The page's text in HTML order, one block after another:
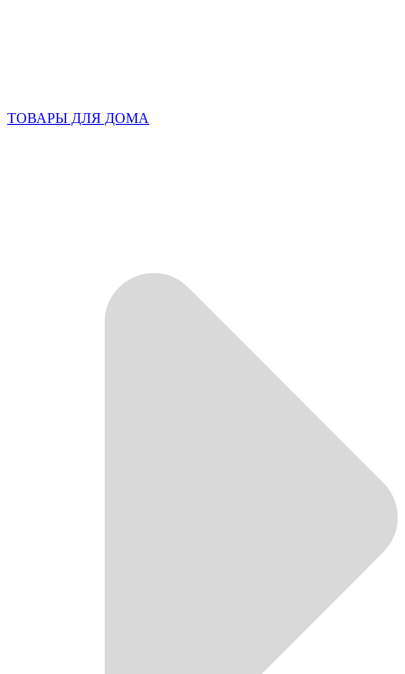
ТОВАРЫ ДЛЯ ДОМА